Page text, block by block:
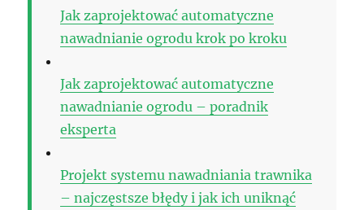
Jak zaprojektować automatyczne
nawadnianie ogrodu krok po kroku
Jak zaprojektować automatyczne
nawadnianie ogrodu – poradnik
eksperta
Projekt systemu nawadniania trawnika
– najczęstsze błędy i jak ich uniknąć